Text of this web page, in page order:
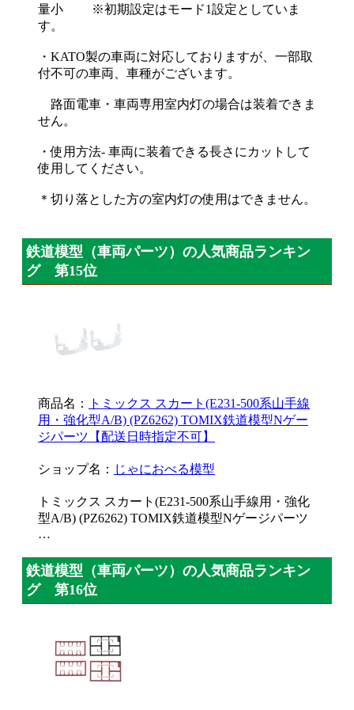
量小 ※初期設定はモード1設定としていま
す。
・KATO製の車両に対応しておりますが、一部取
付不可の車両、車種がございます。
路面電車・車両専用室内灯の場合は装着できま
せん。
・使用方法- 車両に装着できる長さにカットして
使用してください。
＊切り落とした方の室内灯の使用はできません。
鉄道模型（車両パーツ）の人気商品ランキン
グ 第15位
商品名：
トミックス スカート(E231-500系山手線
用・強化型A/B) (PZ6262) TOMIX鉄道模型Nゲー
ジパーツ【配送日時指定不可】
ショップ名： じゃにおべる模型
トミックス スカート(E231-500系山手線用・強化
型A/B) (PZ6262) TOMIX鉄道模型Nゲージパーツ
…
鉄道模型（車両パーツ）の人気商品ランキン
グ 第16位